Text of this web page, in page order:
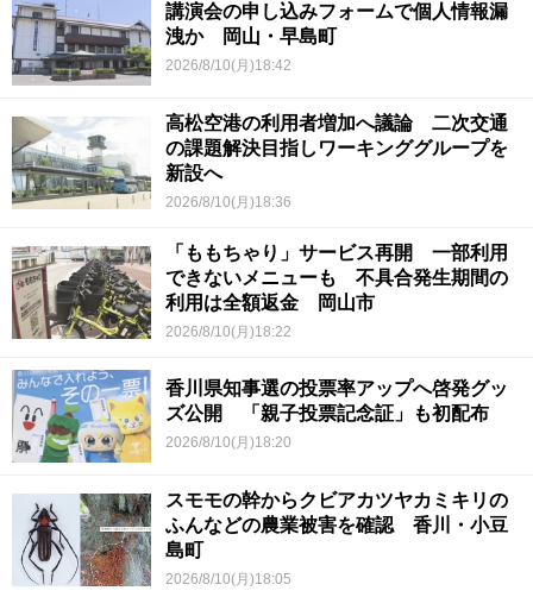
講演会の申し込みフォームで個人情報漏
洩か 岡山・早島町
2026/8/10(月)18:42
高松空港の利用者増加へ議論 二次交通
の課題解決目指しワーキンググループを
新設へ
2026/8/10(月)18:36
「ももちゃり」サービス再開 一部利用
できないメニューも 不具合発生期間の
利用は全額返金 岡山市
2026/8/10(月)18:22
香川県知事選の投票率アップへ啓発グッ
ズ公開 「親子投票記念証」も初配布
2026/8/10(月)18:20
スモモの幹からクビアカツヤカミキリの
ふんなどの農業被害を確認 香川・小豆
島町
2026/8/10(月)18:05